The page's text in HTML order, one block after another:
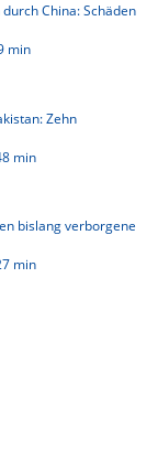
China: Schäden
min
Zehn
min
bislang verborgene
min